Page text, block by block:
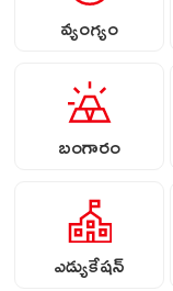
వ్యంగ్యం
బంగారం
ఎడ్యుకేషన్